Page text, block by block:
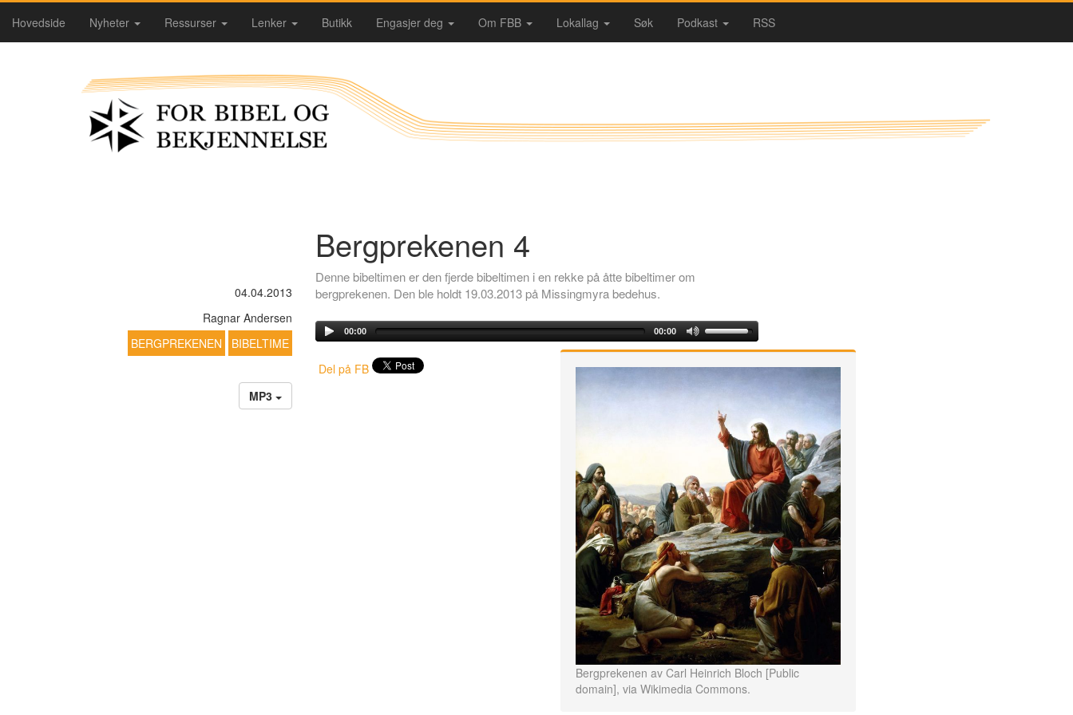
Hovedside Nyheter Ressurser Lenker Butikk Engasjer deg Om FBB Lokallag Søk Podkast RSS
Bergprekenen 4
04.04.2013
Ragnar Andersen
BERGPREKENEN
BIBELTIME
MP3
Denne bibeltimen er den fjerde bibeltimen i en rekke på åtte bibeltimer om
bergprekenen. Den ble holdt 19.03.2013 på Missingmyra bedehus.
00:00 00:00
Bergprekenen av Carl Heinrich Bloch [Public
domain], via Wikimedia Commons.
Del på FB